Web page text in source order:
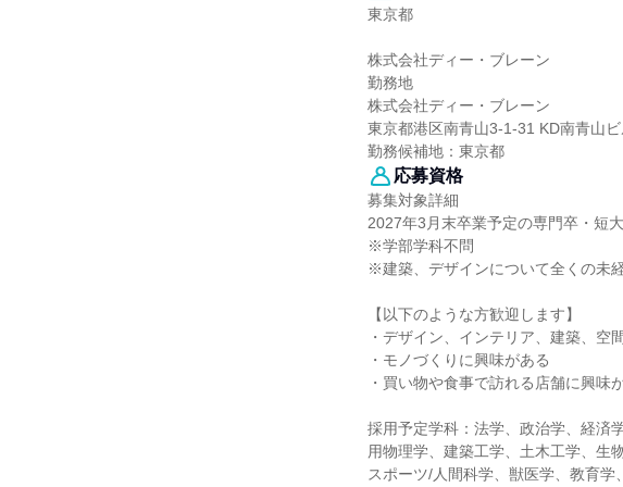
東京都
株式会社ディー・ブレーン
勤務地
株式会社ディー・ブレーン
東京都港区南青山3-1-31 KD南青山
勤務候補地：東京都
応募資格
募集対象詳細
2027年3月末卒業予定の専門卒・短
※学部学科不問
※建築、デザインについて全くの未
【以下のような方歓迎します】
・デザイン、インテリア、建築、空
・モノづくりに興味がある
・買い物や食事で訪れる店舗に興味
採用予定学科：法学、政治学、経済
用物理学、建築工学、土木工学、生
スポーツ/人間科学、獣医学、教育